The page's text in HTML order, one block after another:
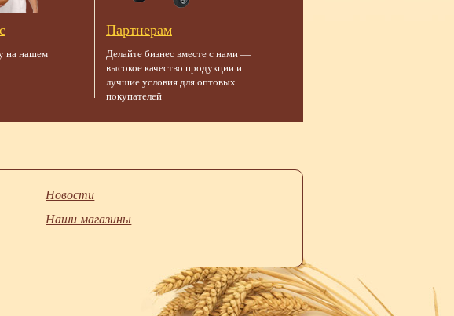
на нашем
Партнерам
Делайте бизнес вместе с нами —
высокое качество продукции и
лучшие условия для оптовых
покупателей
Новости
Наши магазины